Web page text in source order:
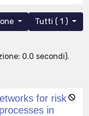
Tutti ( 1 )
0.0 secondi).
for risk
in